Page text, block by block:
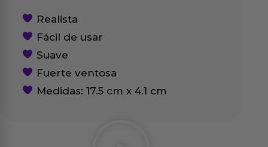
Realista
Fácil de usar
Suave
Fuerte ventosa
Medidas: 17.5 cm x 4.1 cm